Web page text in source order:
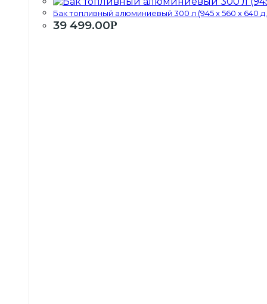
Бак топливный алюминиевый 300 л (945 х 560 х 640
39 499.00Р